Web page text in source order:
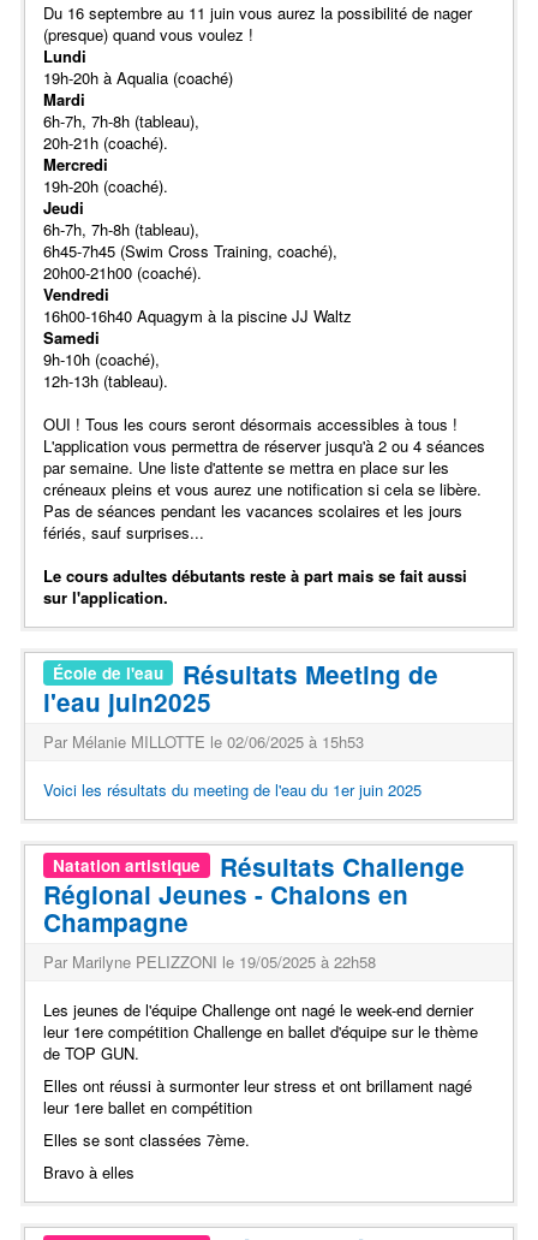
Du 16 septembre au 11 juin vous aurez la possibilité de nager
(presque) quand vous voulez !
Lundi
19h-20h à Aqualia (coaché)
Mardi
6h-7h, 7h-8h (tableau),
20h-21h (coaché).
Mercredi
19h-20h (coaché).
Jeudi
6h-7h, 7h-8h (tableau),
6h45-7h45 (Swim Cross Training, coaché),
20h00-21h00 (coaché).
Vendredi
16h00-16h40 Aquagym à la piscine JJ Waltz
Samedi
9h-10h (coaché),
12h-13h (tableau).
OUI ! Tous les cours seront désormais accessibles à tous !
L'application vous permettra de réserver jusqu'à 2 ou 4 séances
par semaine. Une liste d'attente se mettra en place sur les
créneaux pleins et vous aurez une notification si cela se libère.
Pas de séances pendant les vacances scolaires et les jours
fériés, sauf surprises...
Le cours adultes débutants reste à part mais se fait aussi
sur l'application.
École de l'eau Résultats Meeting de
l'eau juin2025
Par Mélanie MILLOTTE le 02/06/2025 à 15h53
Voici les résultats du meeting de l'eau du 1er juin 2025
Natation artistique Résultats Challenge
Régional Jeunes - Chalons en
Champagne
Par Marilyne PELIZZONI le 19/05/2025 à 22h58
Les jeunes de l'équipe Challenge ont nagé le week-end dernier
leur 1ere compétition Challenge en ballet d'équipe sur le thème
de TOP GUN.
Elles ont réussi à surmonter leur stress et ont brillament nagé
leur 1ere ballet en compétition
Elles se sont classées 7ème.
Bravo à elles